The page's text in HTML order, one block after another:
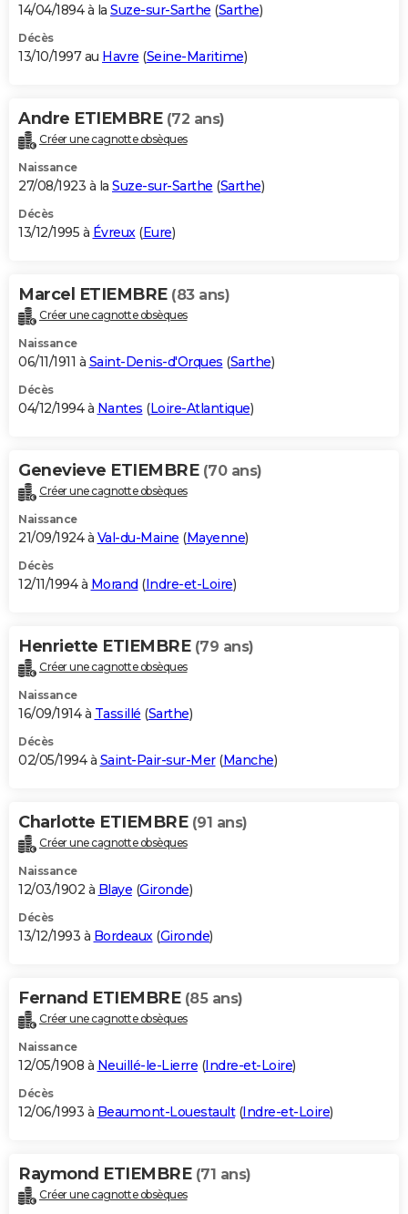
14/04/1894 à la Suze-sur-Sarthe (Sarthe)
Décès
13/10/1997 au Havre (Seine-Maritime)
Andre ETIEMBRE (72 ans)
Créer une cagnotte obsèques
Naissance
27/08/1923 à la Suze-sur-Sarthe (Sarthe)
Décès
13/12/1995 à Évreux(Eure)
Marcel ETIEMBRE (83 ans)
Créer une cagnotte obsèques
Naissance
06/11/1911 à Saint-Denis-d'Orques (Sarthe)
Décès
04/12/1994 à Nantes (Loire-Atlantique)
Genevieve ETIEMBRE (70 ans)
Créer une cagnotte obsèques
Naissance
21/09/1924 à Val-du-Maine (Mayenne)
Décès
12/11/1994 à Morand (Indre-et-Loire)
Henriette ETIEMBRE (79 ans)
Créer une cagnotte obsèques
Naissance
16/09/1914 à Tassillé (Sarthe)
Décès
02/05/1994 à Saint-Pair-sur-Mer(Manche)
Charlotte ETIEMBRE (91 ans)
Créer une cagnotte obsèques
Naissance
12/03/1902 à Blaye (Gironde)
Décès
13/12/1993 à Bordeaux(Gironde)
Fernand ETIEMBRE (85 ans)
Créer une cagnotte obsèques
Naissance
12/05/1908 à Neuillé-le-Lierre (Indre-et-Loire)
Décès
12/06/1993 à Beaumont-Louestault(Indre-et-Loire)
Raymond ETIEMBRE (71 ans)
Créer une cagnotte obsèques